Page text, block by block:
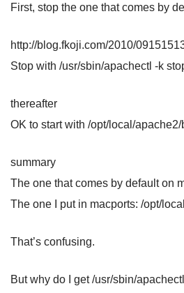
First, stop the one that comes by
http://blog.fkoji.com/2010/
Stop with /usr/sbin/apachectl -k
thereafter
OK to start with /opt/local/
summary
The one that comes by default on
The one I put in macports: /opt/
That’s confusing.
But why do I get /usr/sbin/